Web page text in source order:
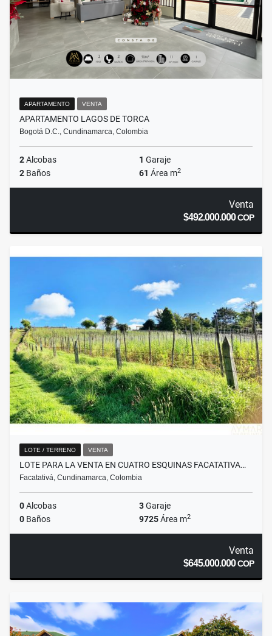
APARTAMENTO VENTA
APARTAMENTO LAGOS DE TORCA
Bogotá D.C., Cundinamarca, Colombia
2Alcobas 1 Garaje
2 Baños 61 Área m2
Venta
$492.000.000COP
LOTE / TERRENO VENTA
LOTE PARA LA VENTA EN CUATRO ESQUINAS FACATATIVA…
Facatativá, Cundinamarca, Colombia
0Alcobas 3Garaje
0 Baños 9725Área m2
Venta
$645.000.000COP